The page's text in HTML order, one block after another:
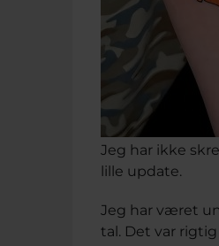
Jeg har ikke
lille update.
Jeg har været
tal. Det var